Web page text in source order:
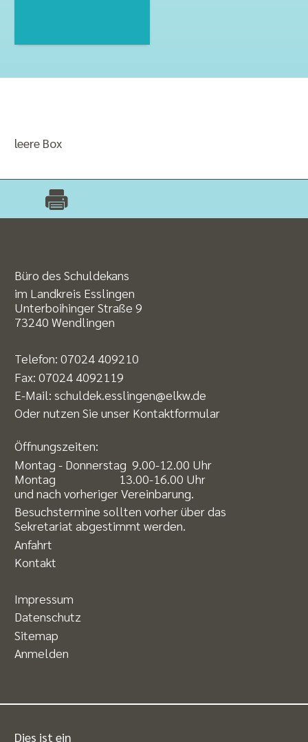
leere Box
Büro des Schuldekans
im Landkreis Esslingen
Unterboihinger Straße 9
73240 Wendlingen
Telefon: 07024 409210
Fax: 07024 4092119
E-Mail: schuldek.esslingen@elkw.de
Oder nutzen Sie unser Kontaktformular
Öffnungszeiten:
Montag - Donnerstag 9.00-12.00 Uhr
Montag 13.00-16.00 Uhr
und nach vorheriger Vereinbarung.
Besuchstermine sollten vorher über das
Sekretariat abgestimmt werden.
Anfahrt
Kontakt
Impressum
Datenschutz
Sitemap
Anmelden
Dies ist ein